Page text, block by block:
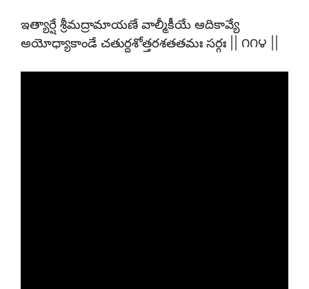
ఇత్యార్షే శ్రీమద్రామాయణే వాల్మీకీయే ఆదికావ్యే
అయోధ్యాకాండే చతుర్దశోత్తరశతతమః సర్గః || ౧౧౪ ||